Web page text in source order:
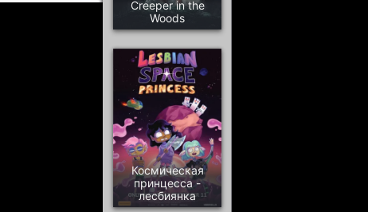
Creeper in the
Woods
Космическая
принцесса -
лесбиянка